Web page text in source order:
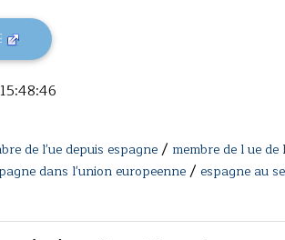
de l'ue depuis espagne/ membre de l ue
dans l'union europeenne/ espagne au